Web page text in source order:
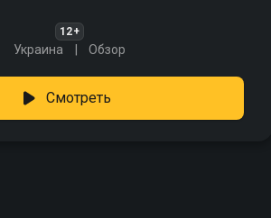
12+
Украина Обзор
Смотреть